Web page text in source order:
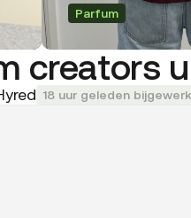
Parfum
creators
18 uur geleden